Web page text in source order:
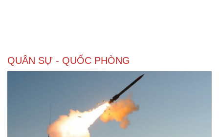
QUÂN SỰ - QUỐC PHÒNG